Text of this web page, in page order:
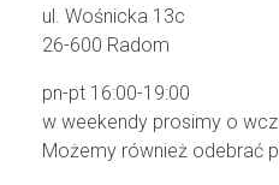
ul. Wośnicka 13c
26-600 Radom
pn-pt 16:00-19:00
w weekendy prosimy o
Możemy również odebrać